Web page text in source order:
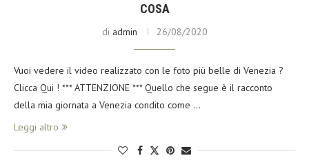
COSA
di admin 26/08/2020
Vuoi vedere il video realizzato con le foto più belle di Venezia ?
Clicca Qui ! *** ATTENZIONE *** Quello che segue è il racconto
della mia giornata a Venezia condito come …
Leggi altro